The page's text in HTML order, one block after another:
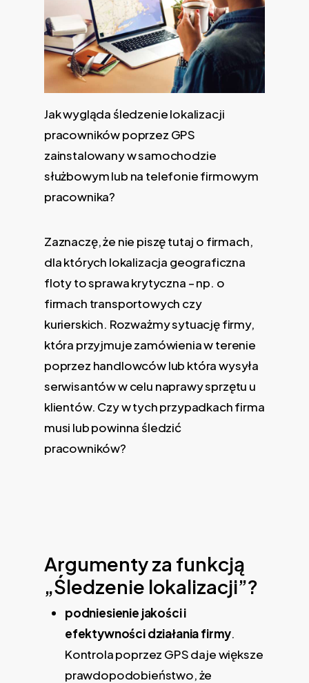
Jak wygląda śledzenie lokalizacji
pracowników poprzez GPS
zainstalowany w samochodzie
służbowym lub na telefonie firmowym
pracownika?
Zaznaczę, że nie piszę tutaj o firmach,
dla których lokalizacja geograficzna
floty to sprawa krytyczna – np. o
firmach transportowych czy
kurierskich. Rozważmy sytuację firmy,
która przyjmuje zamówienia w terenie
poprzez handlowców lub która wysyła
serwisantów w celu naprawy sprzętu u
klientów. Czy w tych przypadkach firma
musi lub powinna śledzić
pracowników?
Argumenty za funkcją
„Śledzenie lokalizacji”?
podniesienie jakości i
efektywności działania firmy.
Kontrola poprzez GPS daje większe
prawdopodobieństwo, że